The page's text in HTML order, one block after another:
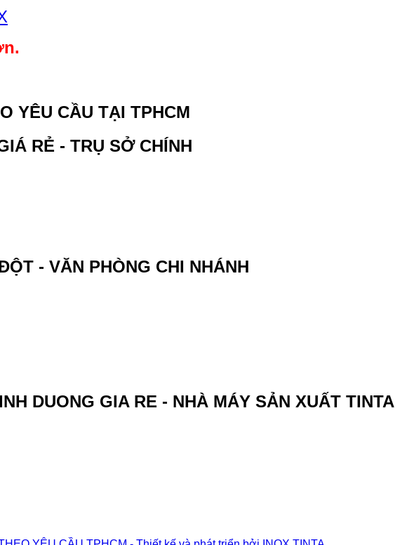
YÊU CẦU TẠI TPHCM
RẺ - TRỤ SỞ CHÍNH
- VĂN PHÒNG CHI NHÁNH
DUONG GIA RE - NHÀ MÁY SẢN XUẤT TINTA